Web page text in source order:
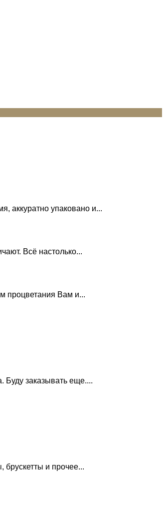
аккуратно упаковано и...
Всё настолько...
процветания Вам и...
Буду заказывать еще....
и прочее...